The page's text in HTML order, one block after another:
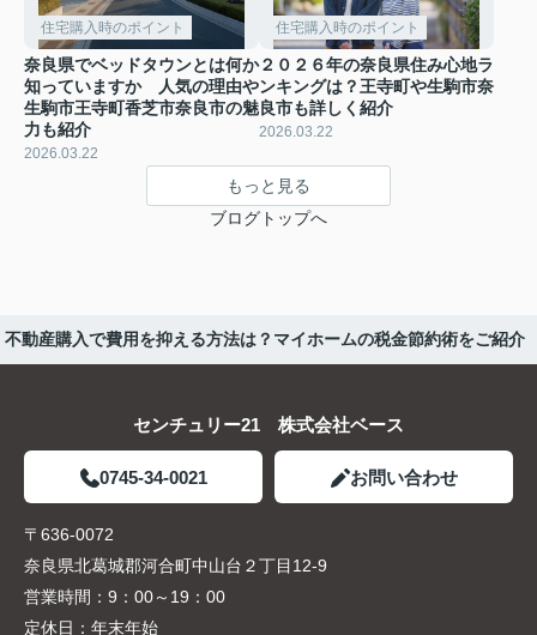
住宅購入時のポイント
奈良県でベッドタウンとは何か
知っていますか 人気の理由や
生駒市王寺町香芝市奈良市の魅
力も紹介
2026.03.22
住宅購入時のポイント
２０２６年の奈良県住み心地ラ
ンキングは？王寺町や生駒市奈
良市も詳しく紹介
2026.03.22
もっと見る
ブログトップへ
不動産購入で費用を抑える方法は？マイホームの税金節約術をご紹介
センチュリー21 株式会社ベース
0745-34-0021 お問い合わせ
〒636-0072
奈良県北葛城郡河合町中山台２丁目12-9
営業時間： 9：00～19：00
定休日： 年末年始